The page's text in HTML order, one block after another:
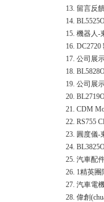
13. 留言反
14.
15. 機器人-
16. DC2720
17. 公司展
18.
19. 公司展
20.
21. CDM
22. RS755
23. 圓度儀-
24.
25. 汽車配
26. 1精英團
27. 汽車電
28. 偉創